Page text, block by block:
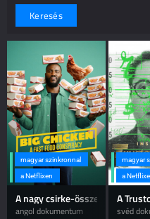
magyar szinkronnal
a Netflixen
A nagy csirke-összeesküvés
angol dokumentum
magyar
a
A
svéd